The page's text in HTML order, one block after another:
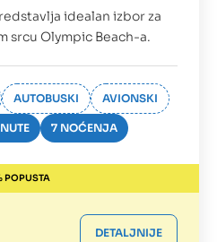
idealan izbor za
srcu Olympic Beach-a.
AUTOBUSKI AVIONSKI
7 NOĆENJA
POPUSTA
DETALJNIJE